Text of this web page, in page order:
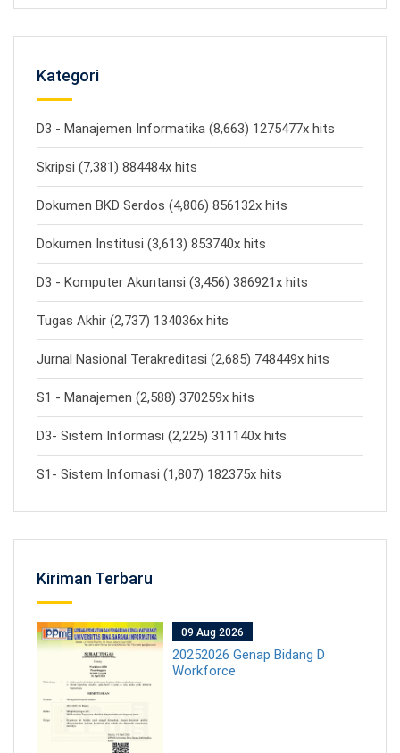
Kategori
D3 - Manajemen Informatika (8,663) 1275477x hits
Skripsi (7,381) 884484x hits
Dokumen BKD Serdos (4,806) 856132x hits
Dokumen Institusi (3,613) 853740x hits
D3 - Komputer Akuntansi (3,456) 386921x hits
Tugas Akhir (2,737) 134036x hits
Jurnal Nasional Terakreditasi (2,685) 748449x hits
S1 - Manajemen (2,588) 370259x hits
D3- Sistem Informasi (2,225) 311140x hits
S1- Sistem Infomasi (1,807) 182375x hits
Kiriman Terbaru
09 Aug 2026
20252026 Genap Bidang D
Workforce